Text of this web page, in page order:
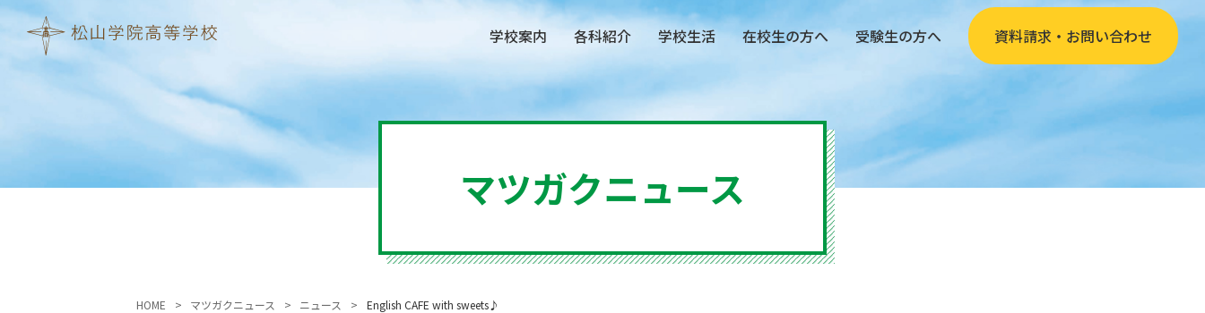
学校案内 各科紹介 学校生活 在校生の方へ 受験生の方へ 資料請求・お問い合わせ
マツガクニュース
HOME マツガクニュース ニュース English CAFE with sweets♪